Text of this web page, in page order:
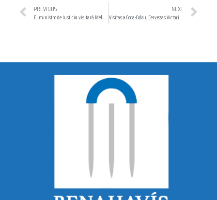
PREVIOUS
El ministro de Justicia visitará Melilla el lunes para asistir a varios actos
NEXT
Visitas a Coca-Cola y Cervezas Victoria en Málaga